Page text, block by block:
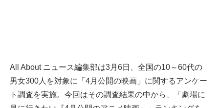
All About ニュース編集部は3月6日、全国の10～60代の
男女300人を対象に「4月公開の映画」に関するアンケー
ト調査を実施。今回はその調査結果の中から、「劇場に